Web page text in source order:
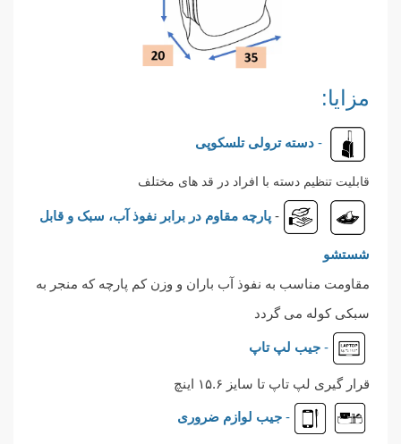
مزایا:
- دسته ترولی تلسکوپی
قابلیت تنظیم دسته با افراد در قد های مختلف
- پارچه مقاوم در برابر نفوذ آب، سبک و قابل
شستشو
مقاومت مناسب به نفوذ آب باران و وزن کم پارچه که منجر به
سبکی کوله می گردد
- جیب لپ تاپ
قرار گیری لپ تاپ تا سایز ۱۵.۶ اینچ
- جیب لوازم ضروری